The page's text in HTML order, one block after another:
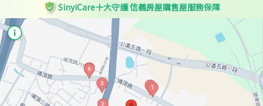
SinyiCare十大守護 信義房屋購售屋服務保障